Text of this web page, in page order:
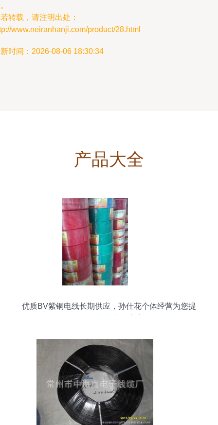
转载，请注明出处：
www.neiranhanji.com/product/28.html
时间：2026-08-06 18:30:34
产品大全
优质BV紫铜电线长期供应，孙仕花个体经营为您提